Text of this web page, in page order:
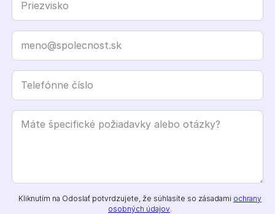
Kliknutím na Odoslať potvrdzujete, že súhlasíte so zásadami ochrany
osobných údajov